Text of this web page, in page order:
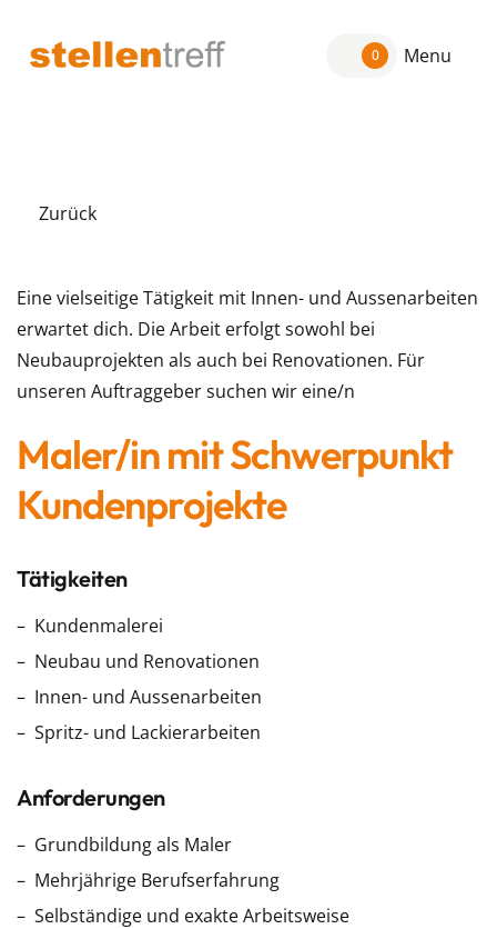
0 Menu
Zurück
Eine vielseitige Tätigkeit mit Innen- und Aussenarbeiten
erwartet dich. Die Arbeit erfolgt sowohl bei
Neubauprojekten als auch bei Renovationen. Für
unseren Auftraggeber suchen wir eine/n
Maler/in mit Schwerpunkt
Kundenprojekte
Tätigkeiten
Kundenmalerei
Neubau und Renovationen
Innen- und Aussenarbeiten
Spritz- und Lackierarbeiten
Anforderungen
Grundbildung als Maler
Mehrjährige Berufserfahrung
Selbständige und exakte Arbeitsweise